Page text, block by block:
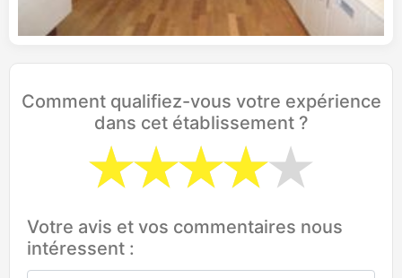
Comment qualifiez-vous votre expérience
dans cet établissement ?
Votre avis et vos commentaires nous
intéressent :